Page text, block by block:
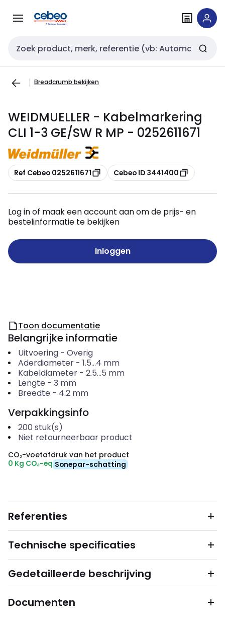
naar
naar
Zoekveld invoer
Breadcrumb bekijken
WEIDMUELLER - Kabelmarkering
CLI 1-3 GE/SW R MP - 0252611671
Kopiëren
Ref Cebeo 0252611671 Kopiëren
Cebeo ID 3441400
Log in of maak een account aan om de prijs- en
bestelinformatie te bekijken
Inloggen
Toon documentatie
Belangrijke informatie
Uitvoering- Overig
Aderdiameter- 1.5...4 mm
Kabeldiameter- 2.5...5 mm
Lengte - 3 mm
Breedte - 4.2 mm
Verpakkingsinfo
200 stuk(s)
Niet retourneerbaar product
CO₂-voetafdruk van het product
0 Kg CO₂-eq Sonepar-schatting
Referenties
Technische specificaties
Gedetailleerde beschrijving
Documenten